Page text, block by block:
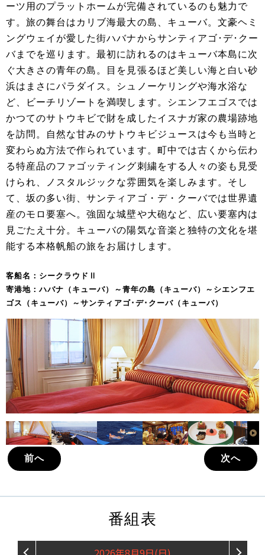
ーツ用のプラットホームが完備されているのも魅力で
す。旅の舞台はカリブ海最大の島、キューバ。文豪ヘミ
ングウェイが愛した街ハバナからサンティアゴ･デ･クー
バまでを巡ります。最初に訪れるのはキューバ本島に次
ぐ大きさの青年の島。目を見張るほど美しい海と白い砂
浜はまさにパラダイス。シュノーケリングや海水浴な
ど、ビーチリゾートを満喫します。シエンフエゴスでは
かつてのサトウキビで財を成したイスナガ家の農場跡地
を訪問。自然な甘みのサトウキビジュースは今も当時と
変わらぬ方法で作られています。町中では古くから伝わ
る特産品のファゴッティング刺繍をする人々の姿も見受
けられ、ノスタルジックな雰囲気を楽しみます。そし
て、坂の多い街、サンティアゴ・デ・クーバでは世界遺
産のモロ要塞へ。強固な城壁や大砲など、広い要塞内は
見ごたえ十分。キューバの陽気な音楽と独特の文化を堪
能する本格帆船の旅をお届けします。
客船名：シークラウドⅡ
寄港地：ハバナ（キューバ）～青年の島（キューバ）～シエンフエ
ゴス（キューバ）～サンティアゴ･デ･クーバ（キューバ）
前へ 次へ
番組表